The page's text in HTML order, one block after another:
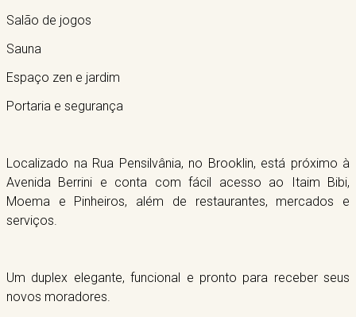
Salão de jogos
Sauna
Espaço zen e jardim
Portaria e segurança
Localizado na Rua Pensilvânia, no Brooklin, está próximo à
Avenida Berrini e conta com fácil acesso ao Itaim Bibi,
Moema e Pinheiros, além de restaurantes, mercados e
serviços.
Um duplex elegante, funcional e pronto para receber seus
novos moradores.